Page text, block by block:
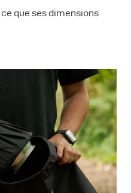
que ses dimensions